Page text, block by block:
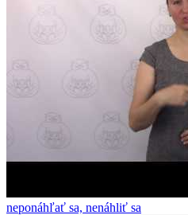
neponáhľať sa, nenáhliť sa